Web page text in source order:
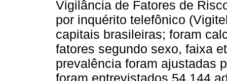
Vigilância de Fatores de
por inquérito telefônico
capitais brasileiras; foram
fatores segundo sexo, faixa
prevalência foram ajustadas
foram entrevistados 54.144